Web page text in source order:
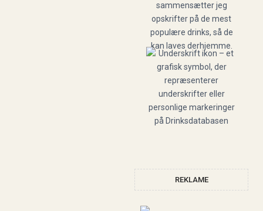
sammensætter jeg
opskrifter på de mest
populære drinks, så de
kan laves derhjemme.
REKLAME